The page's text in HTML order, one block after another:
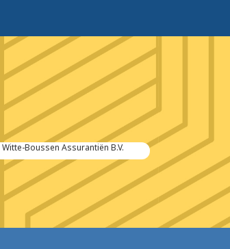
Witte-Boussen Assurantiën B.V.